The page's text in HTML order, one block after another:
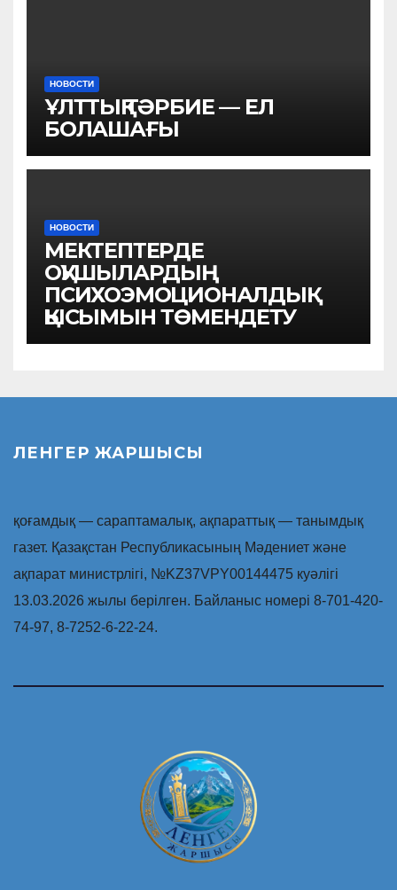
НОВОСТИ
ҰЛТТЫҚ ТӘРБИЕ — ЕЛ
БОЛАШАҒЫ
НОВОСТИ
МЕКТЕПТЕРДЕ
ОҚУШЫЛАРДЫҢ
ПСИХОЭМОЦИОНАЛДЫҚ
ҚЫСЫМЫН ТӨМЕНДЕТУ
ЛЕНГЕР ЖАРШЫСЫ
қоғамдық — сараптамалық, ақпараттық — танымдық
газет. Қазақстан Республикасының Мәдениет және
ақпарат министрлігі, №KZ37VPY00144475 куәлігі
13.03.2026 жылы берілген. Байланыс номері 8-701-420-
74-97, 8-7252-6-22-24.